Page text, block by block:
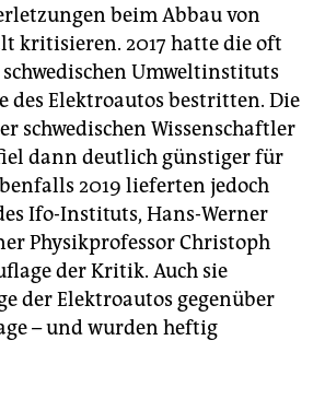
beim Abbau von
kritisieren. 2017 hatte die oft
Umweltinstituts
des Elektroautos bestritten. Die
schwedischen Wissenschaftler
dann deutlich günstiger für
2019 lieferten jedoch
Ifo-Instituts, Hans-Werner
Physikprofessor Christoph
der Kritik. Auch sie
der Elektroautos gegenüber
– und wurden heftig